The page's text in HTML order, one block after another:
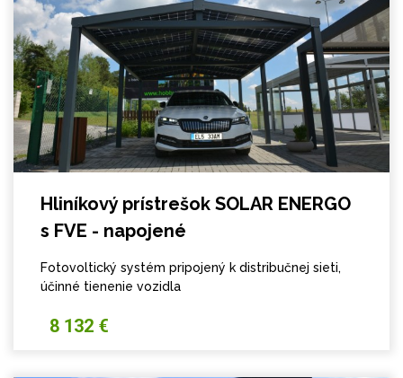
Hliníkový prístrešok SOLAR ENERGO
s FVE - napojené
Fotovoltický systém pripojený k distribučnej sieti,
účinné tienenie vozidla
8 132 €